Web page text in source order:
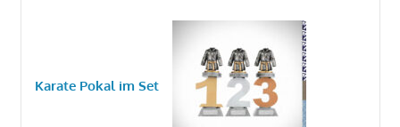
Karate Pokal im Set